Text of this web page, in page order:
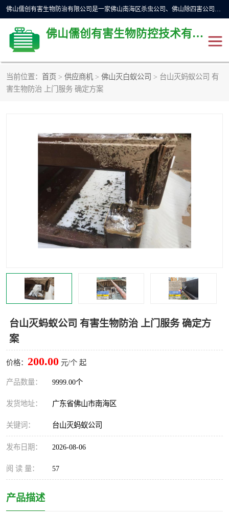
佛山儒创有害生物防治有限公司是一家佛山南海区杀虫公司、佛山除四害公司、佛山灭白蚁公司、佛山白蚁防治公司，让您远离虫害困扰。要问佛山白蚁防治哪家好？佛山儒创有害生物防治有限公司全佛山、广州，正规公司，上门勘查，可靠，售后有保障。
佛山儒创有害生物防控技术有限公司
当前位置： 首页 > 供应商机 > 佛山灭白蚁公司 > 台山灭蚂蚁公司 有
害生物防治 上门服务 确定方案
台山灭蚂蚁公司 有害生物防治 上门服务 确定方
案
价格： 200.00 元/个 起
产品数量： 9999.00个
发货地址： 广东省佛山市南海区
关键词： 台山灭蚂蚁公司
发布日期： 2026-08-06
阅 读 量： 57
产品描述
除四害公司
佛山灭白蚁公司 佛山杀虫公司
佛山除四害公司 灭鼠
消杀
灭苍蝇 灭跳蚤
灭蚊虫 灭蟑螂
害虫防治 灭杀害虫